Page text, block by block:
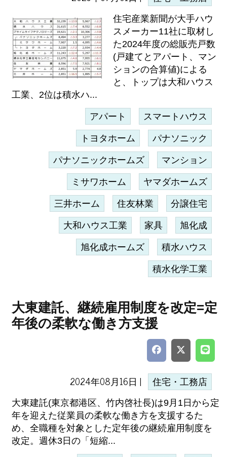
住宅産業新聞が大手ハウ
スメーカー11社に取材し
た2024年度の総販売戸数
(戸建てとアパート、マン
ションの合算値)による
と、トップは大和ハウス
工業、2位は積水ハ...
アパート スマートハウス
トヨタホーム パナソニック
パナソニックホームズ マンション
ミサワホーム ヤマダホームズ
三井ホーム 住友林業 分譲住宅
大和ハウス工業 家具 旭化成
旭化成ホームズ 積水ハウス
積水化学工業
大東建託、継続雇用制度を改定=定
年後の柔軟な働き方支援
2024年08月16日 | 住宅・工務店
大東建託(東京都港区、竹内啓社長)は9月1日から定
年を迎えた従業員の柔軟な働き方を支援するた
め、全職種を対象とした定年後の継続雇用制度を
改定。週休3日の「短縮...